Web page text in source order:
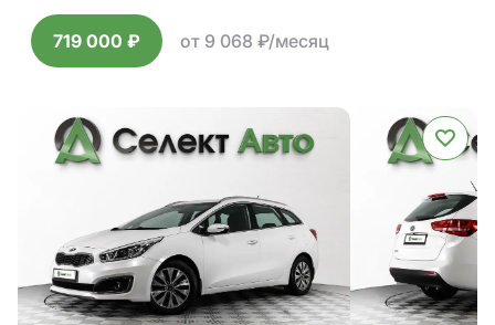
719 000 ₽ от 9 068 ₽/месяц